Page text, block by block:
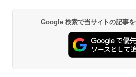
BANDAI
30MS SIS-J00 メ
東京マルイ
バックマシンガ
小銃 18歳以上 ガ
￥219,500
GSIクレオス Mr.
ミアムトップコ
ホビー用仕上材
Google 検索で当サイトの記事